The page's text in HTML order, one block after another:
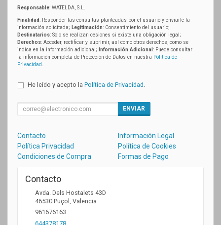
Responsable: WATELDA, S.L.
Finalidad: Responder las consultas planteadas por el usuario y enviarle la
información solicitada; Legitimación: Consentimiento del usuario;
Destinatarios: Solo se realizan cesiones si existe una obligación legal;
Derechos: Acceder, rectificar y suprimir, así como otros derechos, como se
indica en la información adicional;
Información Adicional : Puede consultar
la información completa de Protección de Datos en nuestra Política de
Privacidad
He leído y acepto la Política de Privacidad
ENVIAR
Contacto
Información Legal
Política Privacidad
Política de Cookies
Condiciones de Compra
Formas de Pago
Contacto
Avda. Dels Hostalets 43D
46530 Puçol Valencia
961676163
644378178